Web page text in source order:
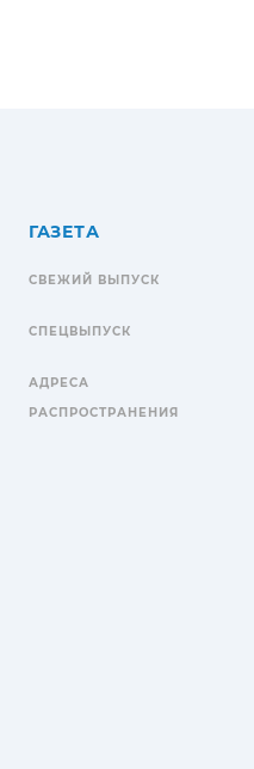
ГАЗЕТА
СВЕЖИЙ ВЫПУСК
СПЕЦВЫПУСК
АДРЕСА
РАСПРОСТРАНЕНИЯ